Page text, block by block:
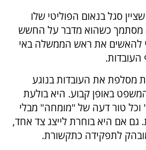
סגל בנאום הפוליטי שלו
מסתמך כשהוא מדבר על החשש
להאשים את ראש הממשלה באי
העובדות.
מסלפת את העובדות בנוגע
באופן קבוע. היא בולעת
טור דעה של "מומחה" מבלי
גם אם היא בוחרת לייצג צד אחד,
לתפקידה כתקשורת.